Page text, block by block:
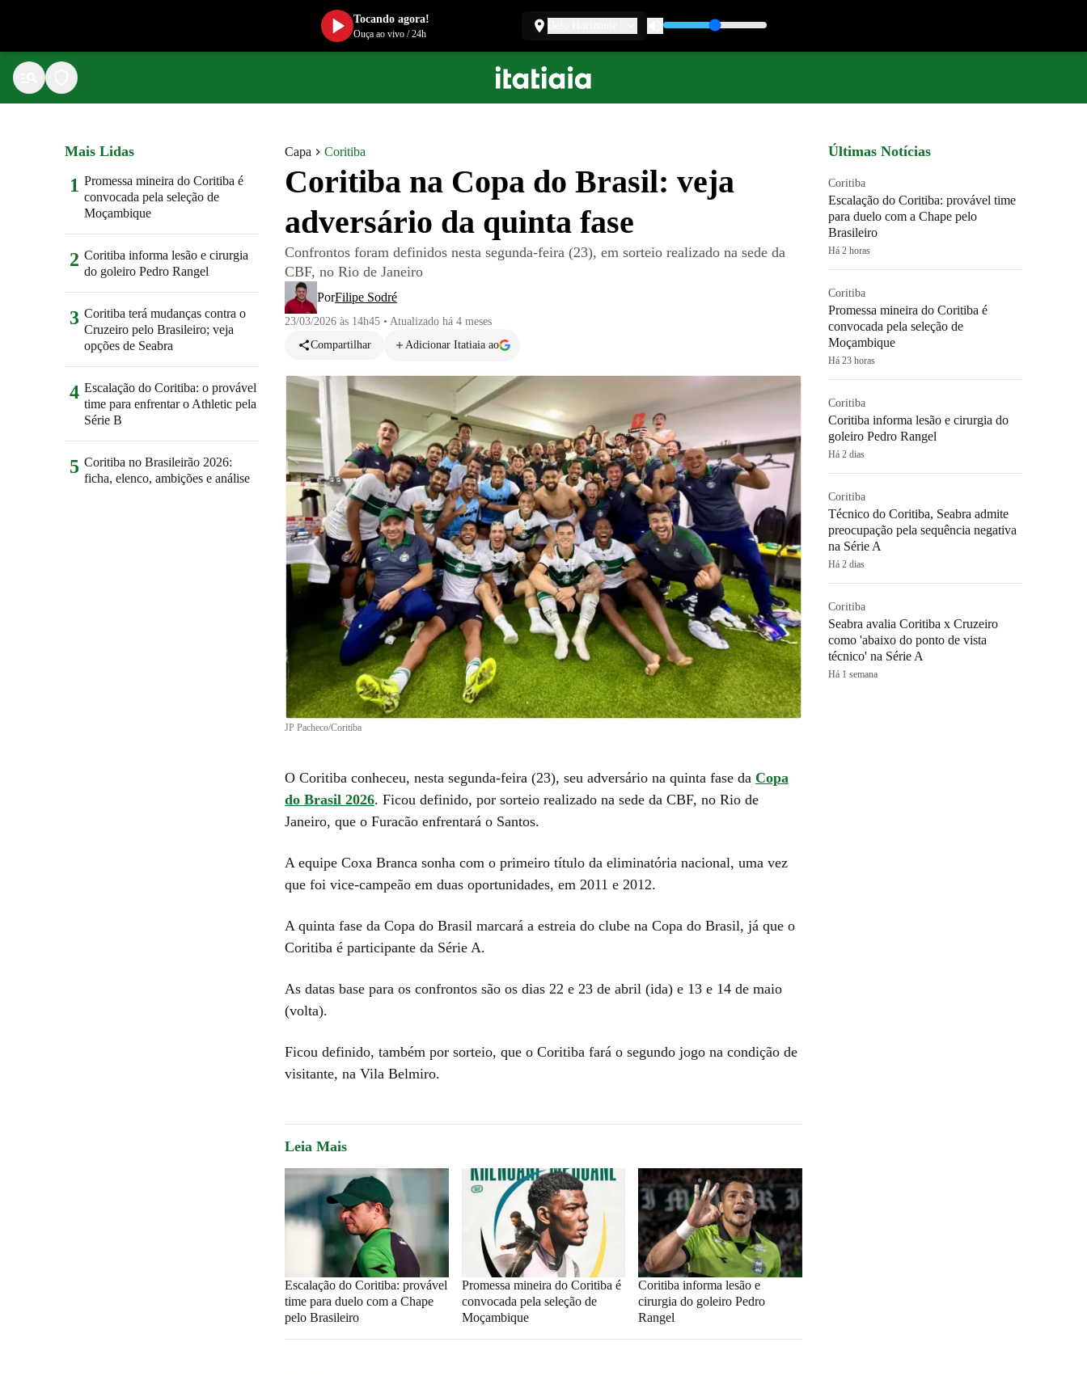
Capa Coritiba
Coritiba na Copa do Brasil: veja
adversário da quinta fase
Confrontos foram definidos nesta segunda-feira (23), em sorteio realizado na sede da
CBF, no Rio de Janeiro
PorFilipe Sodré
23/03/2026 às 14h45 • Atualizado há 4 meses
Compartilhar
Adicionar Itatiaia ao
JP Pacheco/Coritiba
O Coritiba conheceu, nesta segunda-feira (23), seu adversário na quinta fase da Copa
do Brasil 2026. Ficou definido, por sorteio realizado na sede da CBF, no Rio de
Janeiro, que o Furacão enfrentará o Santos.
A equipe Coxa Branca sonha com o primeiro título da eliminatória nacional, uma vez
que foi vice-campeão em duas oportunidades, em 2011 e 2012.
A quinta fase da Copa do Brasil marcará a estreia do clube na Copa do Brasil, já que o
Coritiba é participante da Série A.
As datas base para os confrontos são os dias 22 e 23 de abril (ida) e 13 e 14 de maio
(volta).
Ficou definido, também por sorteio, que o Coritiba fará o segundo jogo na condição de
visitante, na Vila Belmiro.
Leia Mais
Escalação do Coritiba: provável
time para duelo com a Chape
pelo Brasileiro
Promessa mineira do Coritiba é
convocada pela seleção de
Moçambique
Coritiba informa lesão e
cirurgia do goleiro Pedro
Rangel
Mais Lidas
1 Promessa mineira do Coritiba é
convocada pela seleção de
Moçambique
2 Coritiba informa lesão e cirurgia
do goleiro Pedro Rangel
3 Coritiba terá mudanças contra o
Cruzeiro pelo Brasileiro; veja
opções de Seabra
4 Escalação do Coritiba: o provável
time para enfrentar o Athletic pela
Série B
5 Coritiba no Brasileirão 2026:
ficha, elenco, ambições e análise
Últimas Notícias
Coritiba
Escalação do Coritiba: provável time
para duelo com a Chape pelo
Brasileiro
Há 2 horas
Coritiba
Promessa mineira do Coritiba é
convocada pela seleção de
Moçambique
Há 23 horas
Coritiba
Coritiba informa lesão e cirurgia do
goleiro Pedro Rangel
Há 2 dias
Coritiba
Técnico do Coritiba, Seabra admite
preocupação pela sequência negativa
na Série A
Há 2 dias
Coritiba
Seabra avalia Coritiba x Cruzeiro
como 'abaixo do ponto de vista
técnico' na Série A
Há 1 semana
Tocando agora!
Ouça ao vivo/24h